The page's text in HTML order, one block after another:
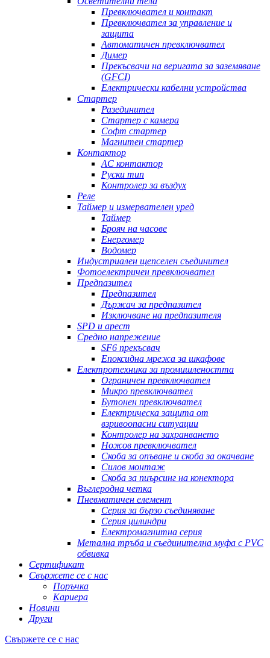
Превключвател и контакт
Превключвател за управление и
защита
Автоматичен превключвател
Димер
Прекъсвачи на веригата за заземяване
(GFCI)
Електрически кабелни устройства
Стартер
Разединител
Стартер с камера
Софт стартер
Магнитен стартер
Контактор
AC контактор
Руски тип
Контролер за въздух
Реле
Таймер и измервателен уред
Таймер
Брояч на часове
Енергомер
Водомер
Индустриален щепселен съединител
Фотоелектричен превключвател
Предпазител
Предпазител
Държач за предпазител
Изключване на предпазителя
SPD и арест
Средно напрежение
SF6 прекъсвач
Епоксидна мрежа за шкафове
Електротехника за промишлеността
Ограничен превключвател
Микро превключвател
Бутонен превключвател
Електрическа защита от
взривоопасни ситуации
Контролер на захранването
Ножов превключвател
Скоба за опъване и скоба за окачване
Силов монтаж
Скоба за пиърсинг на конектора
Въглеродна четка
Пневматичен елемент
Серия за бързо съединяване
Серия цилиндри
Електромагнитна серия
Метална тръба и съединителна муфа с PVC
обвивка
Сертификат
Свържете се с нас
Поръчка
Кариера
Новини
Други
Свържете се с нас